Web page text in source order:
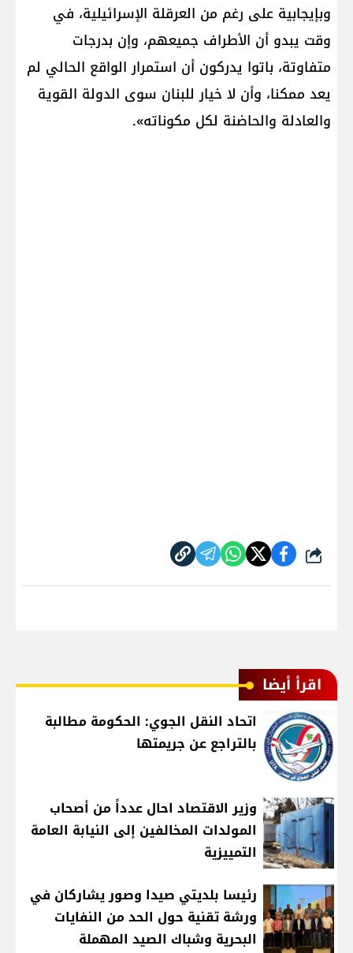
وبإيجابية على رغم من العرقلة الإسرائيلية، في
وقت يبدو أن الأطراف جميعهم، وإن بدرجات
متفاوتة، باتوا يدركون أن استمرار الواقع الحالي لم
يعد ممكنا، وأن لا خيار للبنان سوى الدولة القوية
والعادلة والحاضنة لكل مكوناته».
شارك
اقرأ أيضا
اتحاد النقل الجوي: الحكومة مطالبة
بالتراجع عن جريمتها
وزير الاقتصاد احال عدداً من أصحاب
المولدات المخالفين إلى النيابة العامة
التمييزية
رئيسا بلديتي صيدا وصور يشاركان في
ورشة تقنية حول الحد من النفايات
البحرية وشباك الصيد المهملة